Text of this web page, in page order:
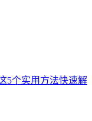
5个实用方法快速解